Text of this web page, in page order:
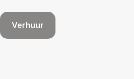
Verhuur